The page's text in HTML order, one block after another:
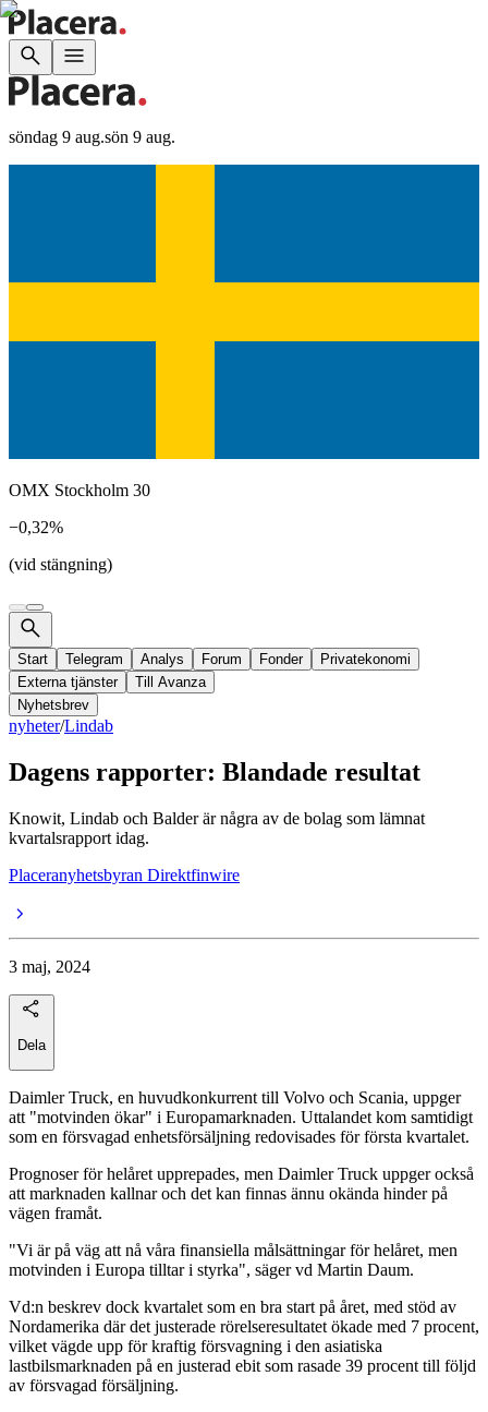
söndag 9 aug.sön 9 aug.
OMX Stockholm 30
−0,32%
(vid stängning)
Start Telegram Analys Forum Fonder
Privatekonomi
Externa tjänster
Till Avanza
Nyhetsbrev
nyheter/Lindab
Dagens rapporter: Blandade resultat
Knowit, Lindab och Balder är några av de bolag som lämnat
kvartalsrapport idag.
Placeranyhetsbyran Direktfinwire
3 maj, 2024
Dela
Daimler Truck, en huvudkonkurrent till Volvo och Scania, uppger
att "motvinden ökar" i Europamarknaden. Uttalandet kom samtidigt
som en försvagad enhetsförsäljning redovisades för första kvartalet.
Prognoser för helåret upprepades, men Daimler Truck uppger också
att marknaden kallnar och det kan finnas ännu okända hinder på
vägen framåt.
"Vi är på väg att nå våra finansiella målsättningar för helåret, men
motvinden i Europa tilltar i styrka", säger vd Martin Daum.
Vd:n beskrev dock kvartalet som en bra start på året, med stöd av
Nordamerika där det justerade rörelseresultatet ökade med 7 procent,
vilket vägde upp för kraftig försvagning i den asiatiska
lastbilsmarknaden på en justerad ebit som rasade 39 procent till följd
av försvagad försäljning.